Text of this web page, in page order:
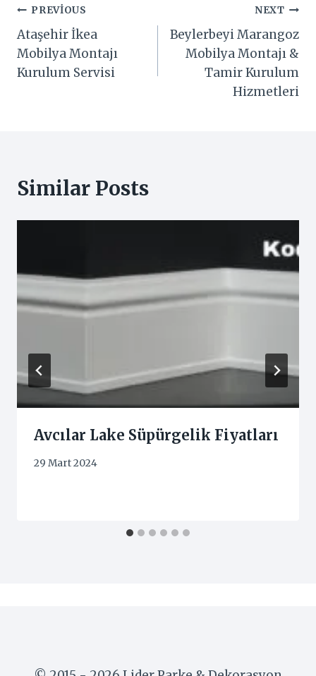
Yazı
gezinmesi
PREVIOUS
Ataşehir İkea
Mobilya Montajı
Kurulum Servisi
NEXT
Beylerbeyi Marangoz
Mobilya Montajı &
Tamir Kurulum
Hizmetleri
Similar Posts
Avcılar Lake Süpürgelik Fiyatları
29 Mart 2024